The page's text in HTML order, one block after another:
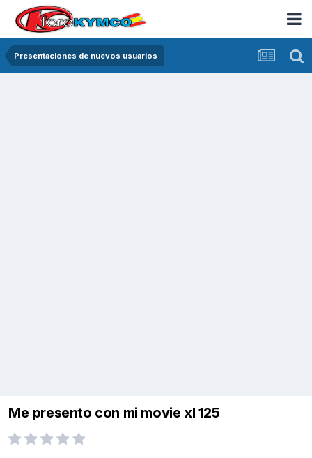
Presentaciones de nuevos usuarios
Me presento con mi movie xl 125